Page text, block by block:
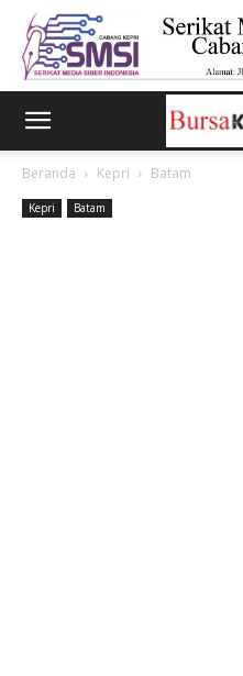
Beranda Kepri Batam
Kepri Batam